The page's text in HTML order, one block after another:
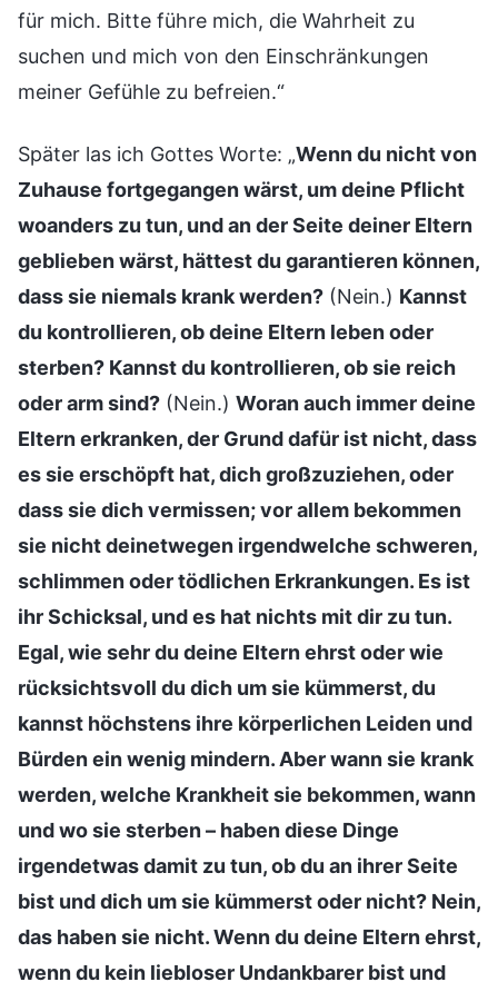
für mich. Bitte führe mich, die Wahrheit zu
suchen und mich von den Einschränkungen
meiner Gefühle zu befreien.“
Später las ich Gottes Worte: „Wenn du nicht von
Zuhause fortgegangen wärst, um deine Pflicht
woanders zu tun, und an der Seite deiner Eltern
geblieben wärst, hättest du garantieren können,
dass sie niemals krank werden? (Nein.) Kannst
du kontrollieren, ob deine Eltern leben oder
sterben? Kannst du kontrollieren, ob sie reich
oder arm sind? (Nein.) Woran auch immer deine
Eltern erkranken, der Grund dafür ist nicht, dass
es sie erschöpft hat, dich großzuziehen, oder
dass sie dich vermissen; vor allem bekommen
sie nicht deinetwegen irgendwelche schweren,
schlimmen oder tödlichen Erkrankungen. Es ist
ihr Schicksal, und es hat nichts mit dir zu tun.
Egal, wie sehr du deine Eltern ehrst oder wie
rücksichtsvoll du dich um sie kümmerst, du
kannst höchstens ihre körperlichen Leiden und
Bürden ein wenig mindern. Aber wann sie krank
werden, welche Krankheit sie bekommen, wann
und wo sie sterben – haben diese Dinge
irgendetwas damit zu tun, ob du an ihrer Seite
bist und dich um sie kümmerst oder nicht? Nein,
das haben sie nicht. Wenn du deine Eltern ehrst,
wenn du kein liebloser Undankbarer bist und